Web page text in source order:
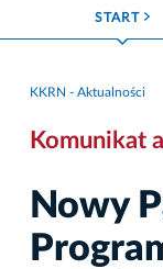
START ROZWIŃ MENU
KKRN - Aktualności
Komunikat
Nowy